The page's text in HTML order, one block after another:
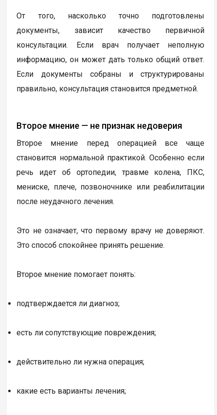
От того, насколько точно подготовлены
документы, зависит качество первичной
консультации. Если врач получает неполную
информацию, он может дать только общий ответ.
Если документы собраны и структурированы
правильно, консультация становится предметной.
Второе мнение — не признак недоверия
Второе мнение перед операцией все чаще
становится нормальной практикой. Особенно если
речь идет об ортопедии, травме колена, ПКС,
мениске, плече, позвоночнике или реабилитации
после неудачного лечения.
Это не означает, что первому врачу не доверяют.
Это способ спокойнее принять решение.
Второе мнение помогает понять:
подтверждается ли диагноз;
есть ли сопутствующие повреждения;
действительно ли нужна операция;
какие есть варианты лечения;